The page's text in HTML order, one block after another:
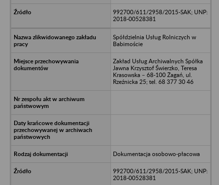
992700/611/2958/2015-SAK; UNP:
2018-00528381
Spółdzielnia Usług Rolniczych w
Babimoście
Zakład Usług Archiwalnych Spółka
Jawna Krzysztof Świerzko, Teresa
Krasowska – 68-100 Żagań, ul.
Rzeźnicka 25; tel. 68 377 30 46
Dokumentacja osobowo-płacowa
992700/611/2958/2015-SAK; UNP:
2018-00528381